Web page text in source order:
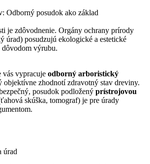
Odborný posudok ako základ
je zdôvodnenie. Orgány ochrany prírody
úrad) posudzujú ekologické a estetické
výrubu.
vás vypracuje odborný arboristický
objektívne zhodnotí zdravotný stav dreviny.
posudok podložený prístrojovou
skúška, tomograf) je pre úrady
úrad